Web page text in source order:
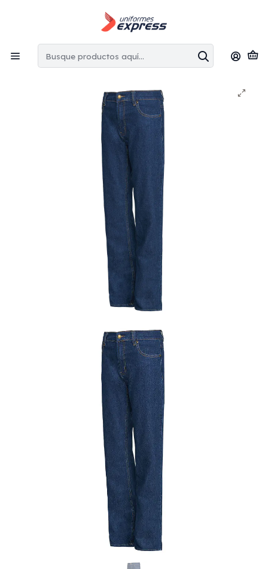
en la Región Metropolitana por copras superiores
Inicio Pantalones Pantalón jeans trabajo mujer